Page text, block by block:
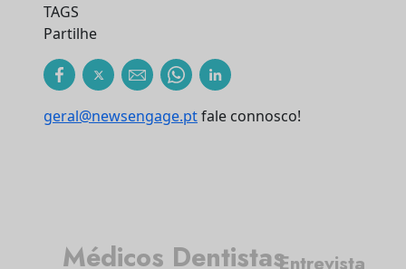
TAGS
Partilhe
geral@newsengage.ptfale connosco!
Médicos Dentistas